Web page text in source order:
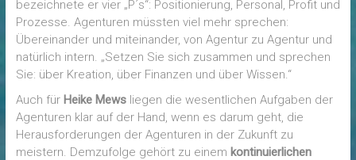
bezeichnete er vier „P´s“: Positionierung, Personal, Profit und
Prozesse. Agenturen müssten viel mehr sprechen:
Übereinander und miteinander, von Agentur zu Agentur und
natürlich intern. „Setzen Sie sich zusammen und sprechen
Sie: über Kreation, über Finanzen und über Wissen.“
Auch für Heike Mewsliegen die wesentlichen Aufgaben der
Agenturen klar auf der Hand, wenn es darum geht, die
Herausforderungen der Agenturen in der Zukunft zu
meistern. Demzufolge gehört zu einem kontinuierlichen